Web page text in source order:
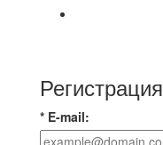
Регистрация
* E-mail: